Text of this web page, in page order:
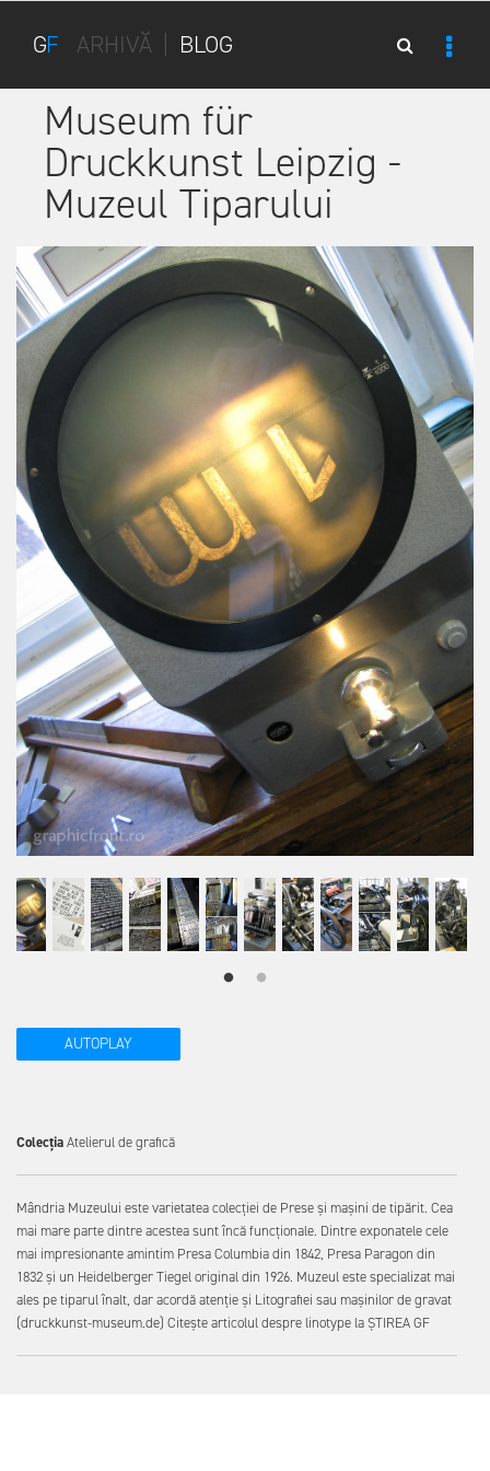
GF ARHIVĂ BLOG
Museum für
Druckkunst Leipzig -
Muzeul Tiparului
AUTOPLAY
ColecțiaAtelierul de grafică
Mândria Muzeului este varietatea colecției de Prese și mașini de tipărit. Cea
mai mare parte dintre acestea sunt încă funcționale. Dintre exponatele cele
mai impresionante amintim Presa Columbia din 1842, Presa Paragon din
1832 și un Heidelberger Tiegel original din 1926. Muzeul este specializat mai
ales pe tiparul înalt, dar acordă atenție și Litografiei sau mașinilor de gravat
(druckkunst-museum.de) Citește articolul despre linotype la ȘTIREA GF